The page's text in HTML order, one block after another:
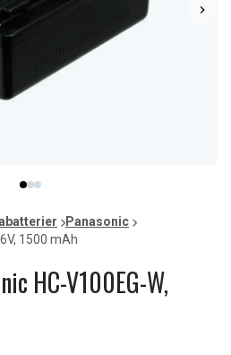
item
0
item
1
item
2
Panasonic
1500 mAh
HC-V100EG-W,